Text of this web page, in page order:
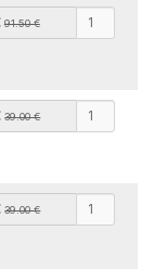
91.50 €
Dropdown
39.00 €
Dropdown
39.00 €
Dropdown